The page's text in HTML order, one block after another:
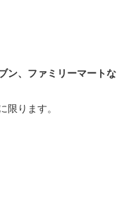
ン、ファミリーマートな
ります。